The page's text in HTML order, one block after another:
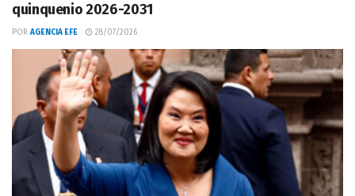
quinquenio 2026-2031
POR AGENCIA EFE 28/07/2026